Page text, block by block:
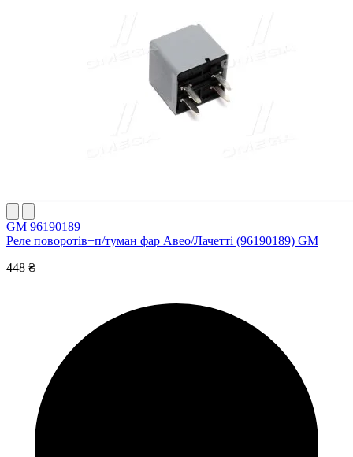
GM 96190189
Реле поворотів+п/туман фар Авео/Лачетті (96190189) GM
448 ₴